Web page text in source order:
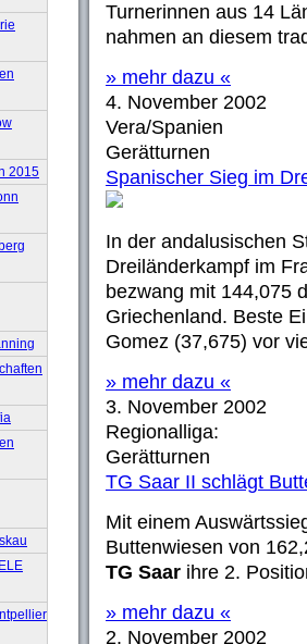
2015
Turnerinnen aus 14
nahmen an diesem
» mehr dazu «
4. November 2002
Vera/Spanien
Gerätturnen
Spanischer Sieg im
In der andalusischen
Dreiländerkampf im
bezwang mit 144,075
Griechenland. Beste
Gomez (37,675) vor
» mehr dazu «
3. November 2002
Regionalliga:
Gerätturnen
TG Saar II schlägt
Mit einem
Buttenwiesen von
TG Saar ihre 2.
» mehr dazu «
2. November 2002